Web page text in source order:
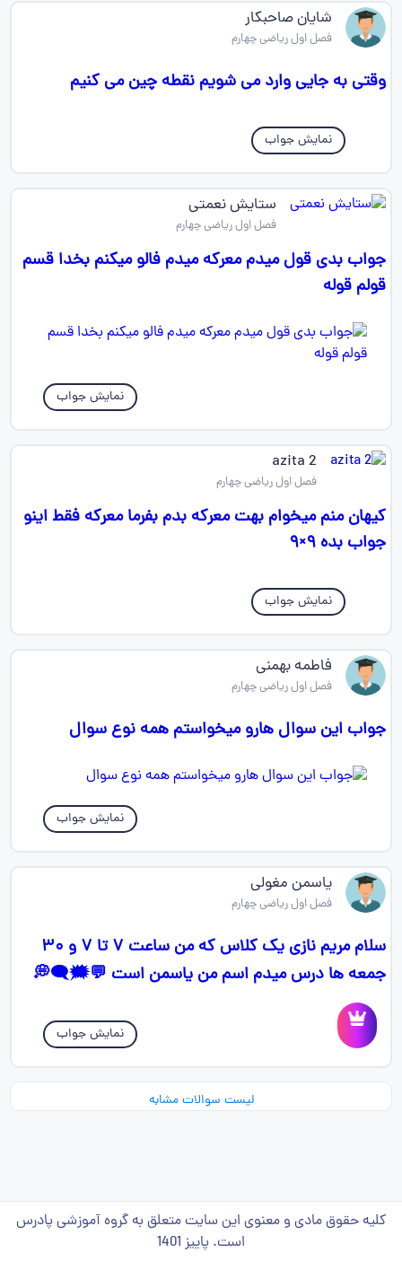
شایان صاحبکار
فصل اول ریاضی چهارم
وقتی به جایی وارد می شویم نقطه چین می کنیم
نمایش جواب
ستایش نعمتی
فصل اول ریاضی چهارم
جواب بدی قول میدم معرکه میدم فالو میکنم بخدا قسم
قولم قوله
نمایش جواب
azita 2
فصل اول ریاضی چهارم
کیهان منم میخوام بهت معرکه بدم بفرما معرکه فقط اینو
جواب بده ۹×۹
نمایش جواب
فاطمه بهمنی
فصل اول ریاضی چهارم
جواب این سوال هارو میخواستم همه نوع سوال
نمایش جواب
یاسمن مغولی
فصل اول ریاضی چهارم
سلام مریم نازی یک کلاس که من ساعت ۷ تا ۷ و ۳۰
جمعه ها درس میدم اسم من یاسمن است 💬🗯🗨💭
نمایش جواب
لیست سوالات مشابه
کلیه حقوق مادی و معنوی این سایت متعلق به گروه آموزشی پادرس
است. پاییز 1401